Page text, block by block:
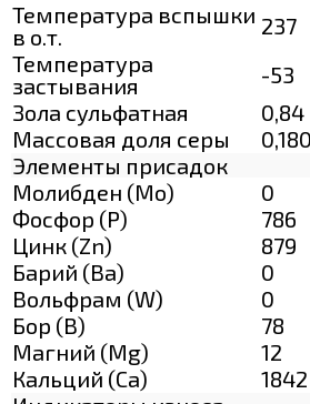
Температура вспышки
в о.т.
237
Температура
застывания
-53
Зола сульфатная
0,84
Массовая доля серы
0,180
Элементы присадок
Молибден (Мо)
0
Фосфор (Р)
786
Цинк (Zn)
879
Барий (Ва)
0
Вольфрам (W)
0
Бор (В)
78
Магний (Mg)
12
Кальций (Са)
1842